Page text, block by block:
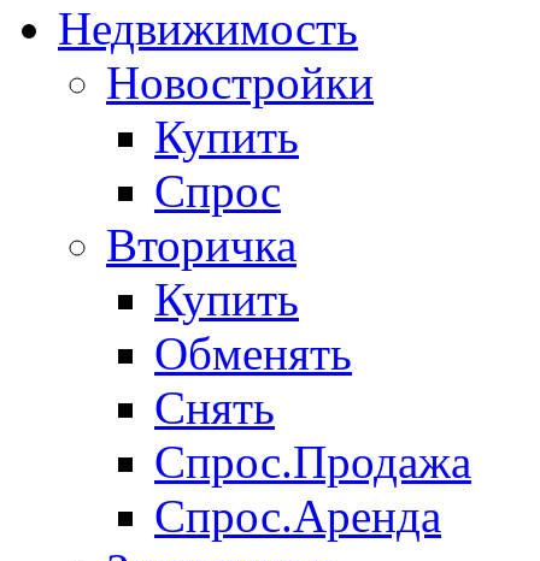
Недвижимость
Новостройки
Купить
Спрос
Вторичка
Купить
Обменять
Снять
Спрос.Продажа
Спрос.Аренда